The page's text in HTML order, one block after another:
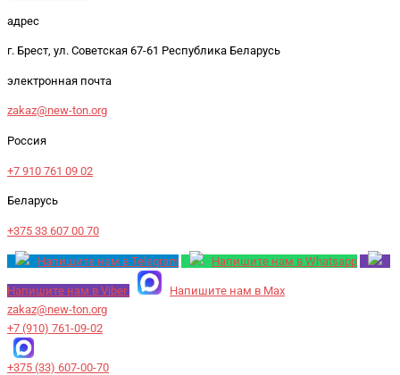
адрес
г. Брест, ул. Советская 67-61 Республика Беларусь
электронная почта
zakaz@new-ton.org
Россия
+7 910 761 09 02
Беларусь
+375 33 607 00 70
Напишите нам в Telegram Напишите нам в Whatsapp
Напишите нам в Viber
Напишите нам в Max
zakaz@new-ton.org
+7 (910) 761-09-02
+375 (33) 607-00-70